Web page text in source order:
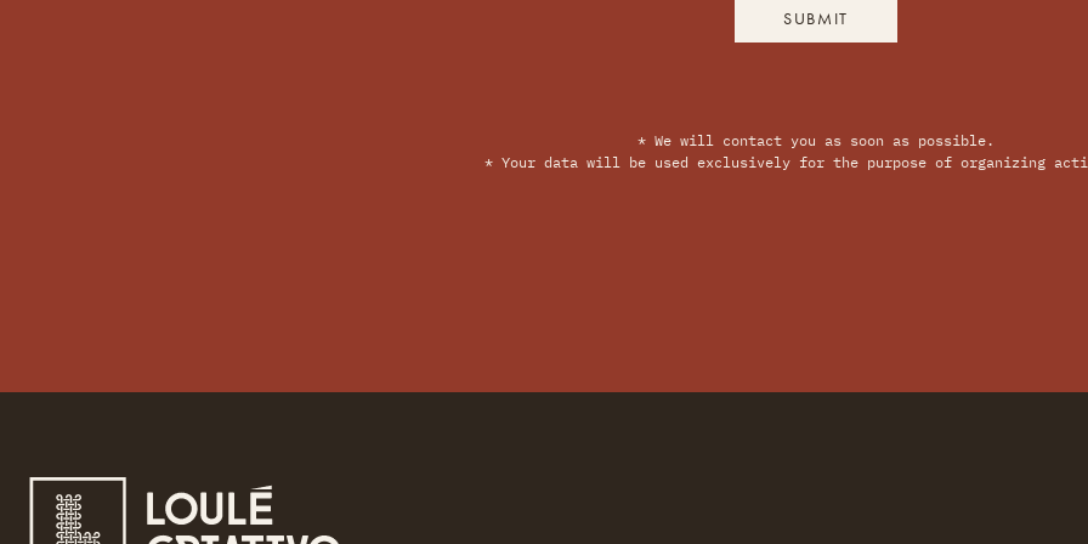
SUBMIT
* We will contact you as soon as possible.
* Your data will be used exclusively for the purpose of organizing